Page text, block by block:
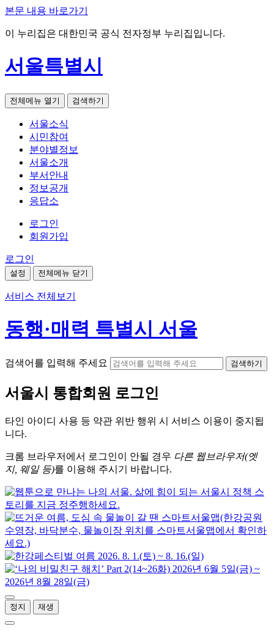
본문 내용 바로가기
이 누리집은 대한민국 공식 전자정부 누리집입니다.
서울특별시
전체메뉴 열기 검색하기
서울소식
시민참여
분야별정보
서울소개
부서안내
정보공개
응답소
로그인
회원가입
로그인
설정 전체메뉴 닫기
서비스 전체보기
동행·매력 특별시 서울
검색어를 입력해 주세요 검색하기
서울시 통합회원 로그인
타인 아이디 사용 등 약관 위반 행위 시 서비스 이용이 중지됩
니다.
크롬 브라우저에서 로그인이 안될 경우 다른 웹브라우저(엣
지, 웨일 등)를 이용해 주시기 바랍니다.
정지 재생